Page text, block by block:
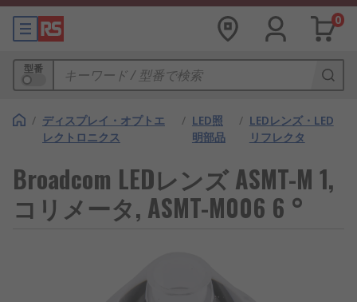
0
型番
/ ディスプレイ・オプトエ
レクトロニクス
/ LED照
明部品
/ LEDレンズ・LED
リフレクタ
Broadcom LEDレンズ ASMT-M 1,
コリメータ, ASMT-M006 6 °